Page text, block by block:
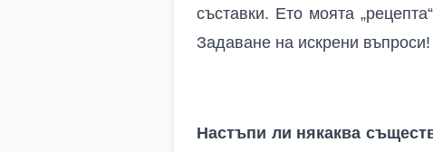
съставки. Ето моята
Задаване на искрени
Настъпи ли някаква